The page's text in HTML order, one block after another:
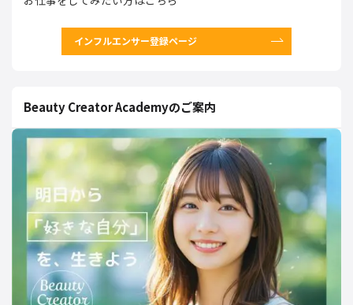
インフルエンサー登録ページ
Beauty Creator Academyのご案内